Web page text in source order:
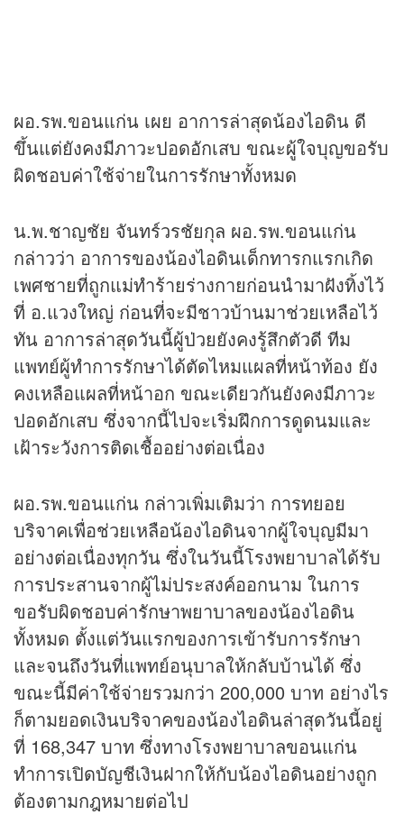
ผอ.รพ.ขอนแก่น เผย อาการล่าสุดน้องไอดิน ดี
ขึ้นแต่ยังคงมีภาวะปอดอักเสบ ขณะผู้ใจบุญขอรับ
ผิดชอบค่าใช้จ่ายในการรักษาทั้งหมด
น.พ.ชาญชัย จันทร์วรชัยกุล ผอ.รพ.ขอนแก่น
กล่าวว่า อาการของน้องไอดินเด็กทารกแรกเกิด
เพศชายที่ถูกแม่ทำร้ายร่างกายก่อนนำมาฝังทิ้งไว้
ที่ อ.แวงใหญ่ ก่อนที่จะมีชาวบ้านมาช่วยเหลือไว้
ทัน อาการล่าสุดวันนี้ผู้ป่วยยังคงรู้สึกตัวดี ทีม
แพทย์ผู้ทำการรักษาได้ตัดไหมแผลที่หน้าท้อง ยัง
คงเหลือแผลที่หน้าอก ขณะเดียวกันยังคงมีภาวะ
ปอดอักเสบ ซึ่งจากนี้ไปจะเริ่มฝึกการดูดนมและ
เฝ้าระวังการติดเชื้ออย่างต่อเนื่อง
ผอ.รพ.ขอนแก่น กล่าวเพิ่มเติมว่า การทยอย
บริจาคเพื่อช่วยเหลือน้องไอดินจากผู้ใจบุญมีมา
อย่างต่อเนื่องทุกวัน ซึ่งในวันนี้โรงพยาบาลได้รับ
การประสานจากผู้ไม่ประสงค์ออกนาม ในการ
ขอรับผิดชอบค่ารักษาพยาบาลของน้องไอดิน
ทั้งหมด ตั้งแต่วันแรกของการเข้ารับการรักษา
และจนถึงวันที่แพทย์อนุบาลให้กลับบ้านได้ ซึ่ง
ขณะนี้มีค่าใช้จ่ายรวมกว่า 200,000 บาท อย่างไร
ก็ตามยอดเงินบริจาคของน้องไอดินล่าสุดวันนี้อยู่
ที่ 168,347 บาท ซึ่งทางโรงพยาบาลขอนแก่น
ทำการเปิดบัญชีเงินฝากให้กับน้องไอดินอย่างถูก
ต้องตามกฎหมายต่อไป